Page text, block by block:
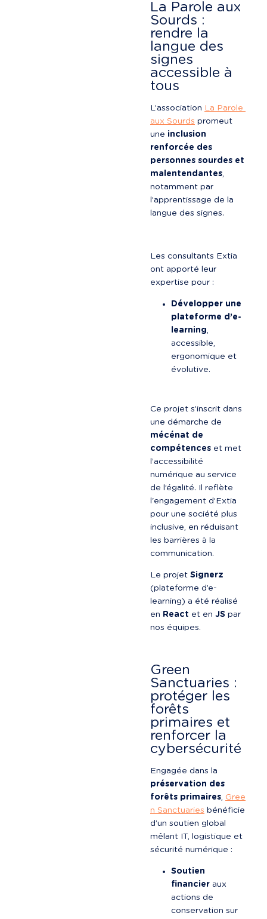
La Parole aux
Sourds :
rendre la
langue des
signes
accessible à
tous
L’association La Parole
aux Sourds promeut
une inclusion
renforcée des
personnes sourdes et
malentendantes,
notamment par
l’apprentissage de la
langue des signes.
Les consultants Extia
ont apporté leur
expertise pour :
Développer une
plateforme d’e-
learning,
accessible,
ergonomique et
évolutive.
Ce projet s’inscrit dans
une démarche de
mécénat de
compétences et met
l’accessibilité
numérique au service
de l’égalité. Il reflète
l'engagement d’Extia
pour une société plus
inclusive, en réduisant
les barrières à la
communication.
Le projet Signerz
(plateforme d’e-
learning) a été réalisé
en React et en JS par
nos équipes.
Green
Sanctuaries :
protéger les
forêts
primaires et
renforcer la
cybersécurité
Engagée dans la
préservation des
forêts primaires, Gree
n Sanctuaries bénéficie
d’un soutien global
mêlant IT, logistique et
sécurité numérique :
Soutien
financier aux
actions de
conservation sur